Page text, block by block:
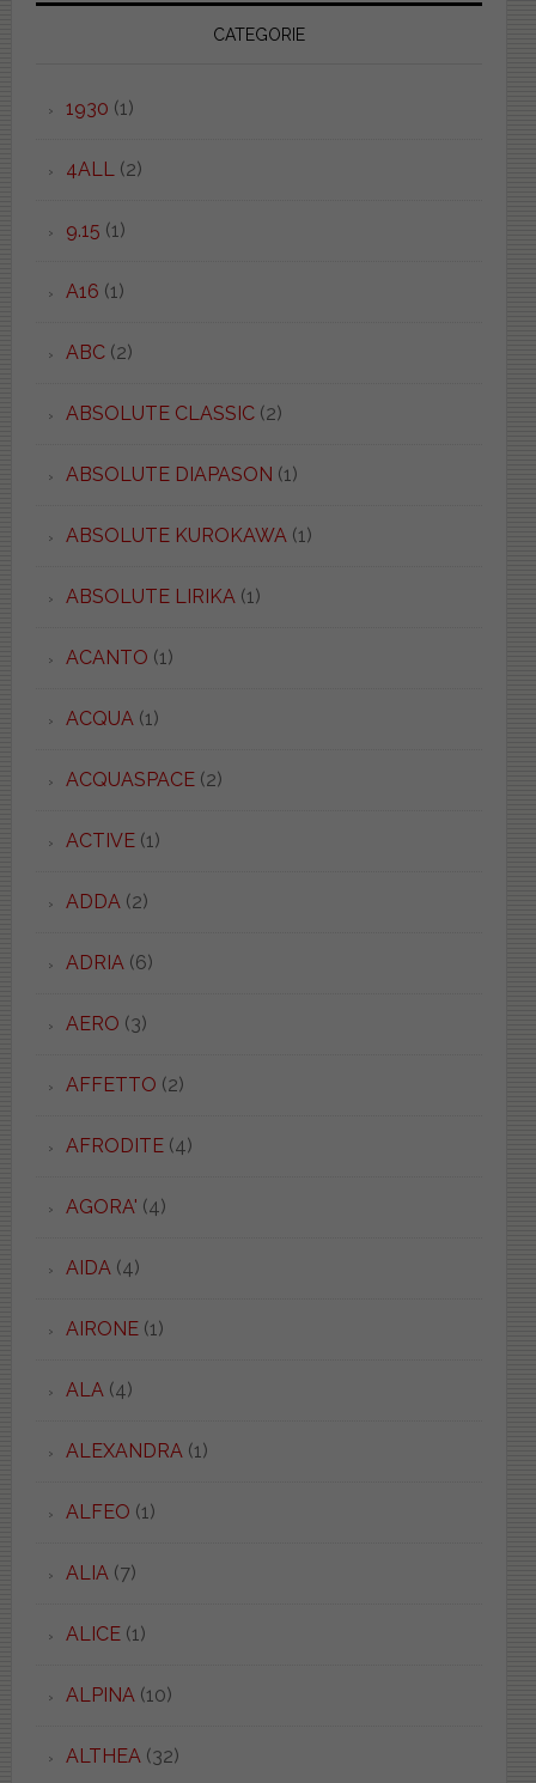
CATEGORIE
1930 (1)
4ALL(2)
9.15 (1)
A16 (1)
ABC(2)
ABSOLUTE CLASSIC(2)
ABSOLUTE DIAPASON (1)
ABSOLUTE KUROKAWA(1)
ABSOLUTE LIRIKA(1)
ACANTO (1)
ACQUA(1)
ACQUASPACE(2)
ACTIVE(1)
ADDA(2)
ADRIA(6)
AERO (3)
AFFETTO (2)
AFRODITE(4)
AGORA' (4)
AIDA(4)
AIRONE(1)
ALA(4)
ALEXANDRA(1)
ALFEO (1)
ALIA(7)
ALICE(1)
ALPINA(10)
ALTHEA(32)